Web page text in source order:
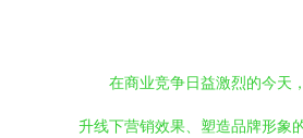
在商业竞争日益激烈的今天
升线下营销效果、塑造品牌形象